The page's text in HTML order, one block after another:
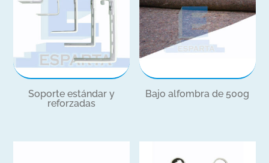
Soporte estándar y
reforzadas
Bajo alfombra de 500g